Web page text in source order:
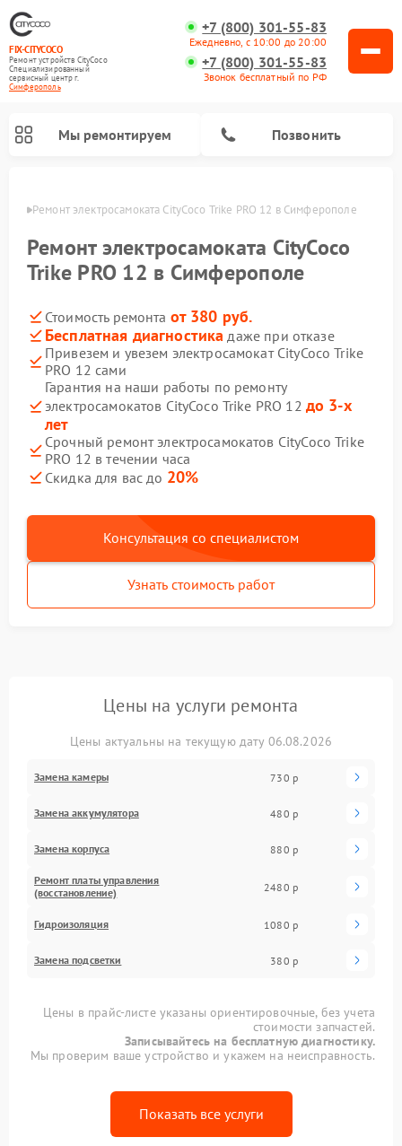
FIX-CITYCOCO
Ремонт устройств CityCoco
Специализированный
cервисный центр г.
Симферополь
+7 (800) 301-55-83
Ежедневно, с 10:00 до 20:00
+7 (800) 301-55-83
Звонок бесплатный по РФ
Мы ремонтируем Позвонить
Ремонт электросамоката CityCoco Trike PRO 12 в Симферополе
Ремонт электросамоката CityCoco
Trike PRO 12 в Симферополе
Стоимость ремонта от 380 руб.
Бесплатная диагностика даже при отказе
Привезем и увезем электросамокат CityCoco Trike
PRO 12 сами
Гарантия на наши работы по ремонту
электросамокатов CityCoco Trike PRO 12 до 3-х
лет
Срочный ремонт электросамокатов CityCoco Trike
PRO 12 в течении часа
Скидка для вас до 20%
Консультация со специалистом
Узнать стоимость работ
Цены на услуги ремонта
Цены актуальны на текущую дату 06.08.2026
Замена камеры 730 р
Замена аккумулятора 480 р
Замена корпуса 880 р
Ремонт платы управления
(восстановление)
2480 р
Гидроизоляция 1080 р
Замена подсветки 380 р
Цены в прайс-листе указаны ориентировочные, без учета
стоимости запчастей.
Записывайтесь на бесплатную диагностику.
Мы проверим ваше устройство и укажем на неисправность.
Показать все услуги